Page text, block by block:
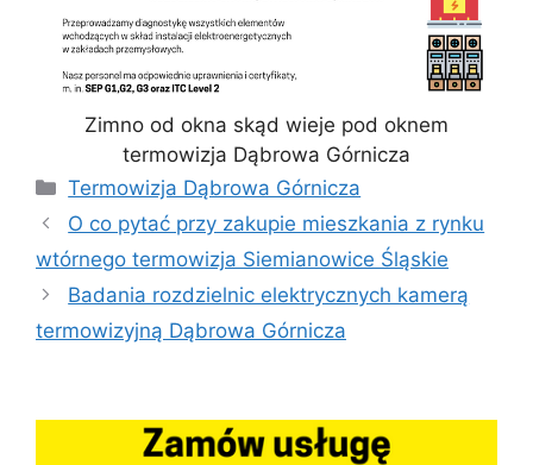
Zimno od okna skąd wieje pod oknem
termowizja Dąbrowa Górnicza
Kategorie
Termowizja Dąbrowa Górnicza
O co pytać przy zakupie mieszkania z rynku
wtórnego termowizja Siemianowice Śląskie
Badania rozdzielnic elektrycznych kamerą
termowizyjną Dąbrowa Górnicza